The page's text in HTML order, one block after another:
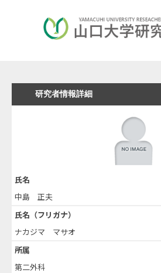
研究者情報詳細
氏名
中島 正夫
氏名（フリガナ）
ナカジマ マサオ
所属
第二外科